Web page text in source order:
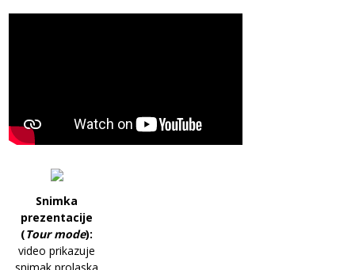
Snimka
prezentacije
(Tour mode):
video prikazuje